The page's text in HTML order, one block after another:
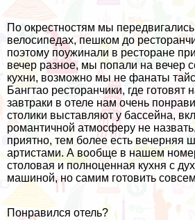
По окрестностям мы
велосипедах, пешком до
поэтому поужинали в ресторане
вечер разное, мы попали на вечер
кухни, возможно мы не фанаты
Бангтао ресторанчики, где готовят
завтраки в отеле нам очень
столики выставляют у бассейна,
романтичной атмосферу не
приятно, тем более есть вечерняя
артистами. А вообще в нашем
столовая и полноценная кухня с
машиной, но самим готовить
Понравился отель?